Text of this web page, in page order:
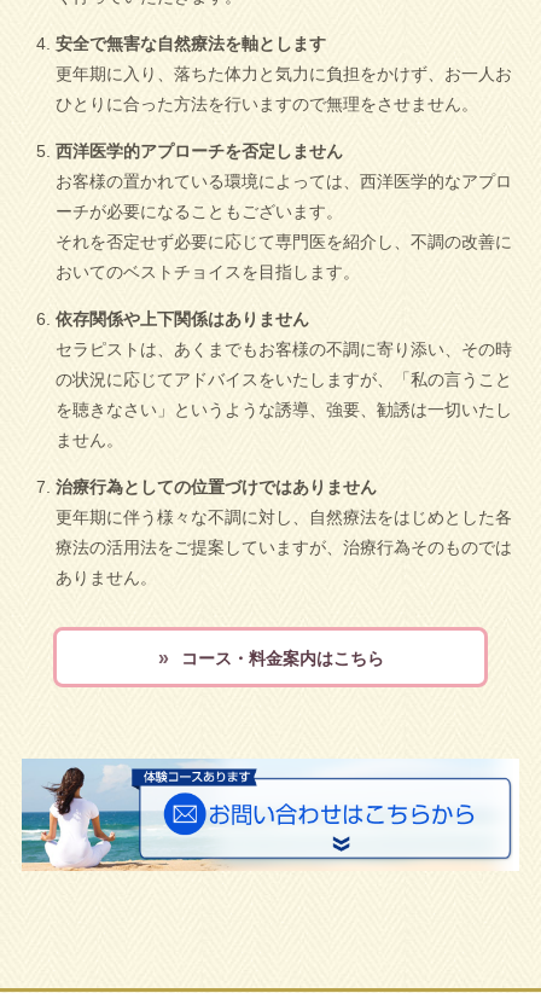
安全で無害な自然療法を軸とします
更年期に入り、落ちた体力と気力に負担をかけず、お一人お
ひとりに合った方法を行いますので無理をさせません。
西洋医学的アプローチを否定しません
お客様の置かれている環境によっては、西洋医学的なアプロ
ーチが必要になることもございます。
それを否定せず必要に応じて専門医を紹介し、不調の改善に
おいてのベストチョイスを目指します。
依存関係や上下関係はありません
セラピストは、あくまでもお客様の不調に寄り添い、その時
の状況に応じてアドバイスをいたしますが、「私の言うこと
を聴きなさい」というような誘導、強要、勧誘は一切いたし
ません。
治療行為としての位置づけではありません
更年期に伴う様々な不調に対し、自然療法をはじめとした各
療法の活用法をご提案していますが、治療行為そのものでは
ありません。
コース・料金案内はこちら